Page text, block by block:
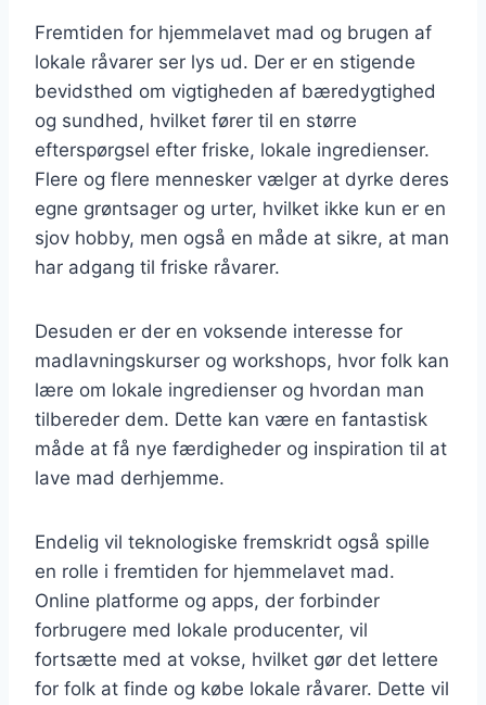
Fremtiden for hjemmelavet mad og brugen af
lokale råvarer ser lys ud. Der er en stigende
bevidsthed om vigtigheden af bæredygtighed
og sundhed, hvilket fører til en større
efterspørgsel efter friske, lokale ingredienser.
Flere og flere mennesker vælger at dyrke deres
egne grøntsager og urter, hvilket ikke kun er en
sjov hobby, men også en måde at sikre, at man
har adgang til friske råvarer.
Desuden er der en voksende interesse for
madlavningskurser og workshops, hvor folk kan
lære om lokale ingredienser og hvordan man
tilbereder dem. Dette kan være en fantastisk
måde at få nye færdigheder og inspiration til at
lave mad derhjemme.
Endelig vil teknologiske fremskridt også spille
en rolle i fremtiden for hjemmelavet mad.
Online platforme og apps, der forbinder
forbrugere med lokale producenter, vil
fortsætte med at vokse, hvilket gør det lettere
for folk at finde og købe lokale råvarer. Dette vil